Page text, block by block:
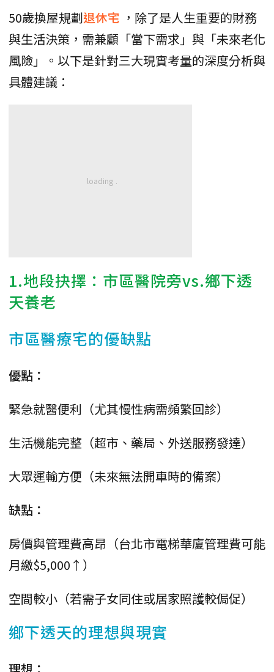
50歲換屋規劃退休宅 ，除了是人生重要的財務
與生活決策，需兼顧「當下需求」與「未來老化
風險」。以下是針對三大現實考量的深度分析與
具體建議：
1.地段抉擇：市區醫院旁vs.鄉下透
天養老
市區醫療宅的優缺點
優點：
緊急就醫便利（尤其慢性病需頻繁回診）
生活機能完整（超市、藥局、外送服務發達）
大眾運輸方便（未來無法開車時的備案）
缺點：
房價與管理費高昂（台北市電梯華廈管理費可能
月繳$5,000↑）
空間較小（若需子女同住或居家照護較侷促）
鄉下透天的理想與現實